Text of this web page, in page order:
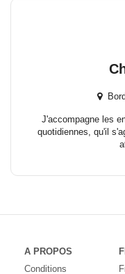
J'accompagne les
quotidiennes, qu'il
A PROPOS
Conditions